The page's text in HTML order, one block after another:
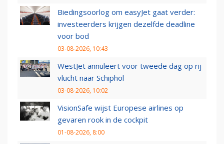
Biedingsoorlog om easyJet gaat verder:
investeerders krijgen dezelfde deadline
voor bod
03-08-2026, 10:43
WestJet annuleert voor tweede dag op rij
vlucht naar Schiphol
03-08-2026, 10:02
VisionSafe wijst Europese airlines op
gevaren rook in de cockpit
01-08-2026, 8:00